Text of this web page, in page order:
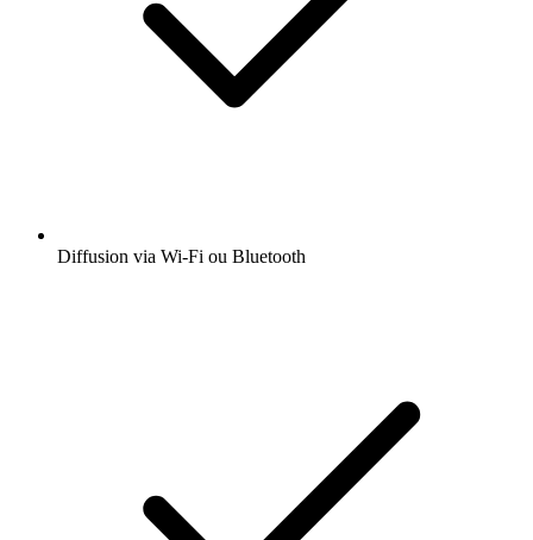
Diffusion via Wi-Fi ou Bluetooth